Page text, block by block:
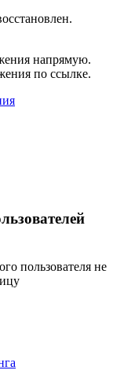
напрямую.
по ссылке.
пользователя не